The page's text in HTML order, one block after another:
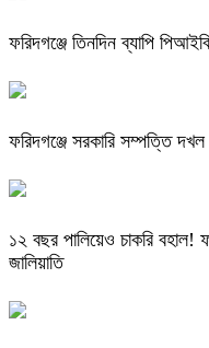
ফরিদগঞ্জে তিনদিন ব্যাপি
ফরিদগঞ্জে সরকারি সম্পত্তি
১২ বছর পালিয়েও চাকরি বহাল!
জালিয়াতি